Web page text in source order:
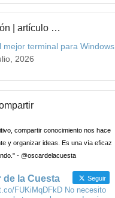
| artículo …
mejor terminal para Windows
2026
compartir conocimiento nos hace
y organizar ideas. Es una vía eficaz
- @oscardelacuesta
de la Cuesta Seguir
FUKiMqDFkD No necesito